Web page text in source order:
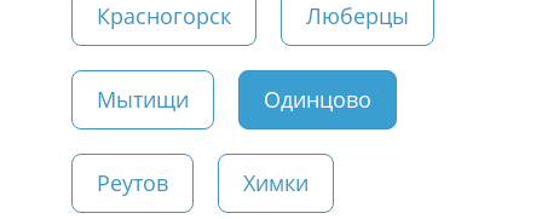
Красногорск Люберцы
Мытищи Одинцово
Реутов Химки